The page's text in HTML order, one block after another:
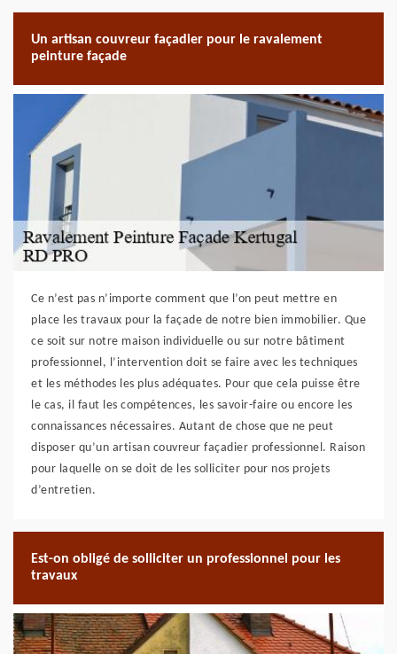
Un artisan couvreur façadier pour le ravalement
peinture façade
Ce n’est pas n’importe comment que l’on peut mettre en
place les travaux pour la façade de notre bien immobilier. Que
ce soit sur notre maison individuelle ou sur notre bâtiment
professionnel, l’intervention doit se faire avec les techniques
et les méthodes les plus adéquates. Pour que cela puisse être
le cas, il faut les compétences, les savoir-faire ou encore les
connaissances nécessaires. Autant de chose que ne peut
disposer qu’un artisan couvreur façadier professionnel. Raison
pour laquelle on se doit de les solliciter pour nos projets
d’entretien.
Est-on obligé de solliciter un professionnel pour les
travaux